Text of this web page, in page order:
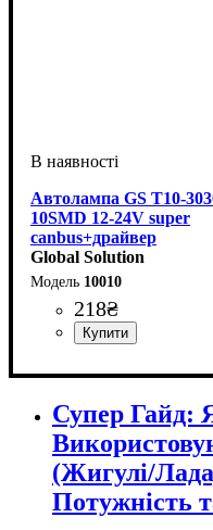
Автолампа GS T10-
10SMD 12-24V super
canbus+драйвер
Global Solution
10010
218₴
Габаритні вогні
SMD
SMD
Супер Гайд:
(Жигулі/
Потужність